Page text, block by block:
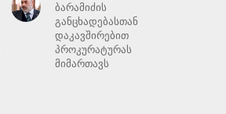
ბარამიძის
განცხადებასთან
დაკავშირებით
პროკურატურას
მიმართავს